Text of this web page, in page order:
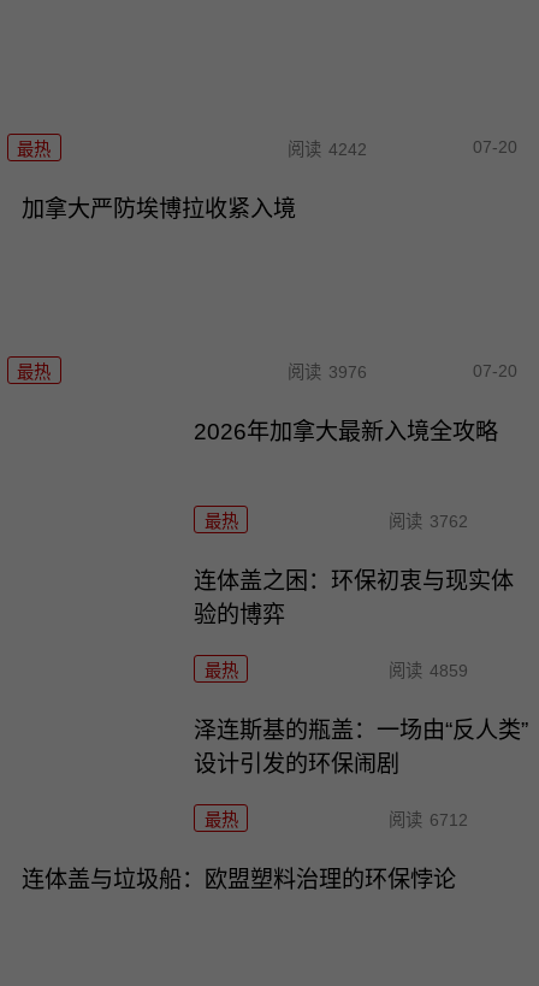
最热 阅读 4242 07-20
加拿大严防埃博拉收紧入境
最热 阅读 3976 07-20
2026年加拿大最新入境全攻略
最热 阅读 3762
连体盖之困：环保初衷与现实体
验的博弈
最热 阅读 4859
泽连斯基的瓶盖：一场由“反人类”
设计引发的环保闹剧
最热 阅读 6712
连体盖与垃圾船：欧盟塑料治理的环保悖论